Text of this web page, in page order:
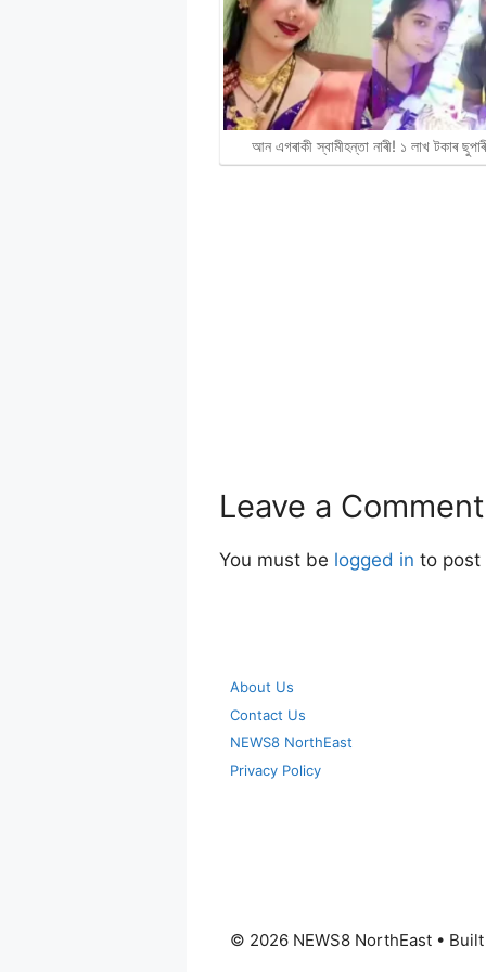
আন এগৰাকী স্বামীহন্তা নাৰী! ১ লাখ টকাৰ
Leave a Comment
You must be logged in to post
About Us
Contact Us
NEWS8 NorthEast
Privacy Policy
© 2026 NEWS8 NorthEast •